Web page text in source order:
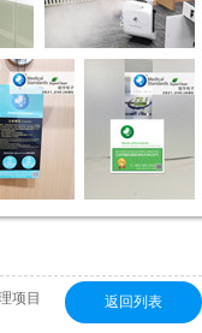
项目
返回列表